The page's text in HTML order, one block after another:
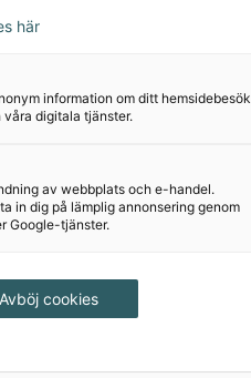
här
information om ditt hemsidebesök
digitala tjänster.
av webbplats och e-handel.
in dig på lämplig annonsering genom
Google-tjänster.
Avböj cookies